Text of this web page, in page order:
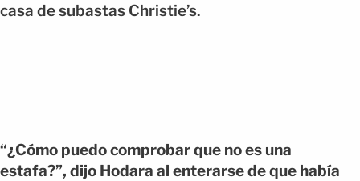
casa de subastas Christie’s.
“¿Cómo puedo comprobar que no es una
estafa?”, dijo Hodara al enterarse de que había